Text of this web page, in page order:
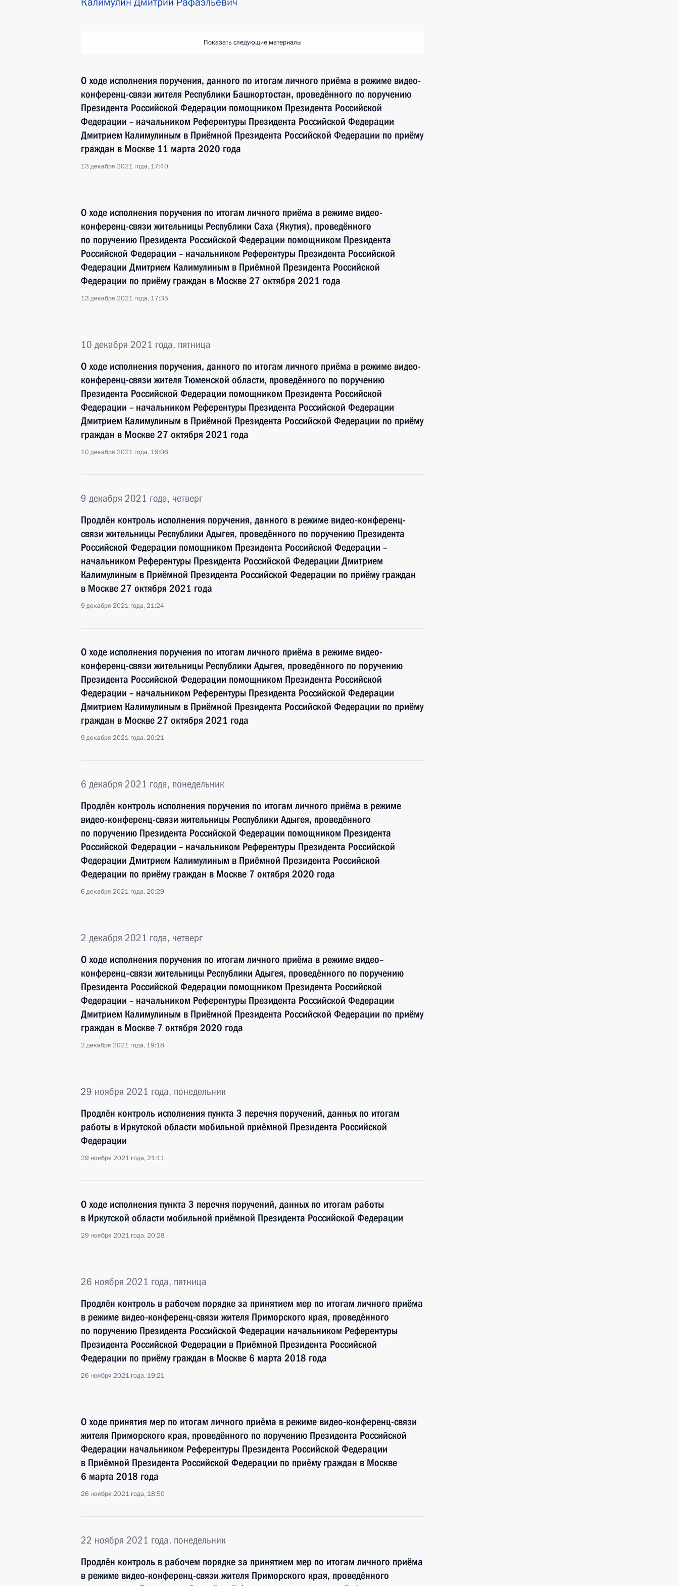
Показать следующие материалы
О ходе исполнения поручения, данного по итогам личного приёма в режиме видео-
конференц-связи жителя Республики Башкортостан, проведённого по поручению
Президента Российской Федерации помощником Президента Российской
Федерации – начальником Референтуры Президента Российской Федерации
Дмитрием Калимулиным в Приёмной Президента Российской Федерации по приёму
граждан в Москве 11 марта 2020 года
13 декабря 2021 года, 17:40
О ходе исполнения поручения по итогам личного приёма в режиме видео-
конференц-связи жительницы Республики Саха (Якутия), проведённого
по поручению Президента Российской Федерации помощником Президента
Российской Федерации – начальником Референтуры Президента Российской
Федерации Дмитрием Калимулиным в Приёмной Президента Российской
Федерации по приёму граждан в Москве 27 октября 2021 года
13 декабря 2021 года, 17:35
10 декабря 2021 года, пятница
О ходе исполнения поручения, данного по итогам личного приёма в режиме видео-
конференц-связи жителя Тюменской области, проведённого по поручению
Президента Российской Федерации помощником Президента Российской
Федерации – начальником Референтуры Президента Российской Федерации
Дмитрием Калимулиным в Приёмной Президента Российской Федерации по приёму
граждан в Москве 27 октября 2021 года
10 декабря 2021 года, 19:06
9 декабря 2021 года, четверг
Продлён контроль исполнения поручения, данного в режиме видео-конференц-
связи жительницы Республики Адыгея, проведённого по поручению Президента
Российской Федерации помощником Президента Российской Федерации –
начальником Референтуры Президента Российской Федерации Дмитрием
Калимулиным в Приёмной Президента Российской Федерации по приёму граждан
в Москве 27 октября 2021 года
9 декабря 2021 года, 21:24
О ходе исполнения поручения по итогам личного приёма в режиме видео-
конференц-связи жительницы Республики Адыгея, проведённого по поручению
Президента Российской Федерации помощником Президента Российской
Федерации – начальником Референтуры Президента Российской Федерации
Дмитрием Калимулиным в Приёмной Президента Российской Федерации по приёму
граждан в Москве 27 октября 2021 года
9 декабря 2021 года, 20:21
6 декабря 2021 года, понедельник
Продлён контроль исполнения поручения по итогам личного приёма в режиме
видео-конференц-связи жительницы Республики Адыгея, проведённого
по поручению Президента Российской Федерации помощником Президента
Российской Федерации – начальником Референтуры Президента Российской
Федерации Дмитрием Калимулиным в Приёмной Президента Российской
Федерации по приёму граждан в Москве 7 октября 2020 года
6 декабря 2021 года, 20:29
2 декабря 2021 года, четверг
О ходе исполнения поручения по итогам личного приёма в режиме видео–
конференц–связи жительницы Республики Адыгея, проведённого по поручению
Президента Российской Федерации помощником Президента Российской
Федерации – начальником Референтуры Президента Российской Федерации
Дмитрием Калимулиным в Приёмной Президента Российской Федерации по приёму
граждан в Москве 7 октября 2020 года
2 декабря 2021 года, 19:18
29 ноября 2021 года, понедельник
Продлён контроль исполнения пункта 3 перечня поручений, данных по итогам
работы в Иркутской области мобильной приёмной Президента Российской
Федерации
29 ноября 2021 года, 21:11
О ходе исполнения пункта 3 перечня поручений, данных по итогам работы
в Иркутской области мобильной приёмной Президента Российской Федерации
29 ноября 2021 года, 20:28
26 ноября 2021 года, пятница
Продлён контроль в рабочем порядке за принятием мер по итогам личного приёма
в режиме видео-конференц-связи жителя Приморского края, проведённого
по поручению Президента Российской Федерации начальником Референтуры
Президента Российской Федерации в Приёмной Президента Российской
Федерации по приёму граждан в Москве 6 марта 2018 года
26 ноября 2021 года, 19:21
О ходе принятия мер по итогам личного приёма в режиме видео-конференц-связи
жителя Приморского края, проведённого по поручению Президента Российской
Федерации начальником Референтуры Президента Российской Федерации
в Приёмной Президента Российской Федерации по приёму граждан в Москве
6 марта 2018 года
26 ноября 2021 года, 18:50
22 ноября 2021 года, понедельник
Продлён контроль в рабочем порядке за принятием мер по итогам личного приёма
в режиме видео-конференц-связи жителя Приморского края, проведённого